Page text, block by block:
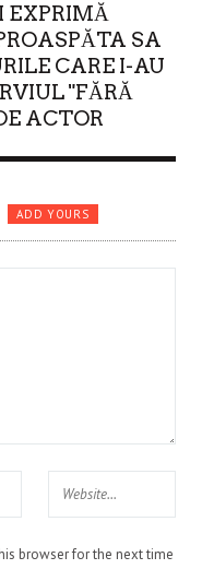
EXPRIMĂ
SA
CARE I-AU
"FĂRĂ
ACTOR
ADD YOURS
browser for the next time